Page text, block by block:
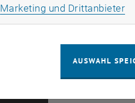
19 19
–
Marketing und Drittanbieter
AUSWAHL